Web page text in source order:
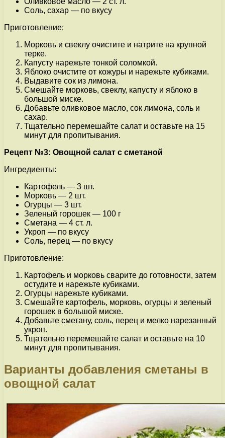
Соль, сахар — по вкусу
Приготовление:
Морковь и свеклу очистите и натрите на крупной
терке.
Капусту нарежьте тонкой соломкой.
Яблоко очистите от кожуры и нарежьте кубиками.
Выдавите сок из лимона.
Смешайте морковь, свеклу, капусту и яблоко в
большой миске.
Добавьте оливковое масло, сок лимона, соль и
сахар.
Тщательно перемешайте салат и оставьте на 15
минут для пропитывания.
Рецепт №3: Овощной салат с сметаной
Ингредиенты:
Картофель — 3 шт.
Морковь — 2 шт.
Огурцы — 3 шт.
Зеленый горошек — 100 г
Сметана — 4 ст. л.
Укроп — по вкусу
Соль, перец — по вкусу
Приготовление:
Картофель и морковь сварите до готовности, затем
остудите и нарежьте кубиками.
Огурцы нарежьте кубиками.
Смешайте картофель, морковь, огурцы и зеленый
горошек в большой миске.
Добавьте сметану, соль, перец и мелко нарезанный
укроп.
Тщательно перемешайте салат и оставьте на 10
минут для пропитывания.
Варианты добавления сметаны в
овощной салат